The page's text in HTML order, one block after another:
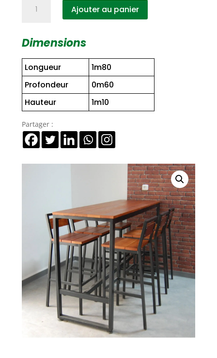
SKÅL
180
Ajouter au panier
Dimensions
Longueur
1m80
Profondeur
0m60
Hauteur
1m10
Partager :